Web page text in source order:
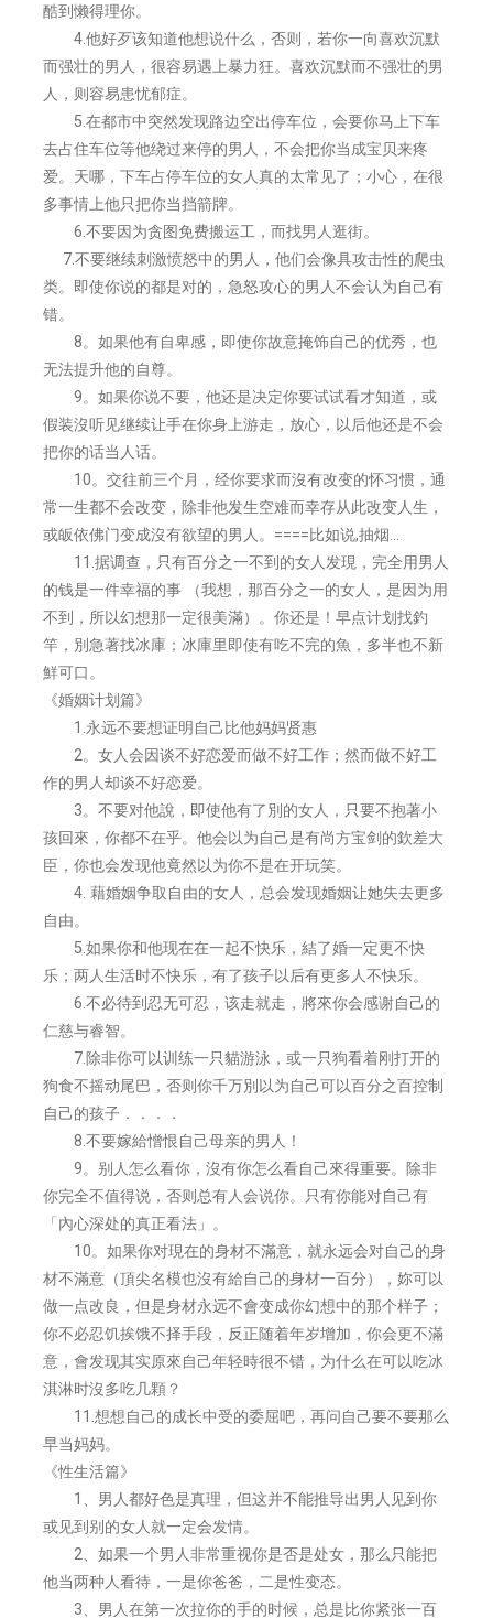
酷到懒得理你。
4.他好歹该知道他想说什么，否则，若你一向喜欢沉默
而强壮的男人，很容易遇上暴力狂。喜欢沉默而不强壮的男
人，则容易患忧郁症。
5.在都市中突然发现路边空出停车位，会要你马上下车
去占住车位等他绕过来停的男人，不会把你当成宝贝来疼
爱。天哪，下车占停车位的女人真的太常见了；小心，在很
多事情上他只把你当挡箭牌。
6.不要因为贪图免费搬运工，而找男人逛街。
7.不要继续刺激愤怒中的男人，他们会像具攻击性的爬虫
类。即使你说的都是对的，急怒攻心的男人不会认为自己有
错。
8。如果他有自卑感，即使你故意掩饰自己的优秀，也
无法提升他的自尊。
9。如果你说不要，他还是决定你要试试看才知道，或
假装沒听见继续让手在你身上游走，放心，以后他还是不会
把你的话当人话。
10。交往前三个月，经你要求而沒有改变的怀习惯，通
常一生都不会改变，除非他发生空难而幸存从此改变人生，
或皈依佛门变成沒有欲望的男人。====比如说,抽烟…
11.据调查，只有百分之一不到的女人发現，完全用男人
的钱是一件幸福的事 （我想，那百分之一的女人，是因为用
不到，所以幻想那一定很美滿）。你还是！早点计划找釣
竿，別急著找冰庫；冰庫里即使有吃不完的魚，多半也不新
鮮可口。
《婚姻计划篇》
1.永远不要想证明自己比他妈妈贤惠
2。女人会因谈不好恋爱而做不好工作；然而做不好工
作的男人却谈不好恋爱。
3。不要对他說，即使他有了別的女人，只要不抱著小
孩回來，你都不在乎。他会以为自己是有尚方宝剑的欽差大
臣，你也会发现他竟然以为你不是在开玩笑。
4. 藉婚姻争取自由的女人，总会发现婚姻让她失去更多
自由。
5.如果你和他现在在一起不快乐，結了婚一定更不快
乐；两人生活时不快乐，有了孩子以后有更多人不快乐。
6.不必待到忍无可忍，该走就走，將來你会感谢自己的
仁慈与睿智。
7.除非你可以训练一只貓游泳，或一只狗看着刚打开的
狗食不摇动尾巴，否则你千万別以为自己可以百分之百控制
自己的孩子．．．．
8.不要嫁給憎恨自己母亲的男人！
9。别人怎么看你，沒有你怎么看自己來得重要。除非
你完全不值得说，否则总有人会说你。只有你能对自己有
「內心深处的真正看法」。
10。如果你对現在的身材不滿意，就永远会对自己的身
材不滿意（頂尖名模也沒有給自己的身材一百分），妳可以
做一点改良，但是身材永远不會变成你幻想中的那个样子；
你不必忍饥挨饿不择手段，反正随着年岁增加，你会更不滿
意，會发现其实原來自己年轻時很不错，为什么在可以吃冰
淇淋时沒多吃几顆？
11.想想自己的成长中受的委屈吧，再问自己要不要那么
早当妈妈。
《性生活篇》
1、男人都好色是真理，但这并不能推导出男人见到你
或见到别的女人就一定会发情。
2、如果一个男人非常重视你是否是处女，那么只能把
他当两种人看待，一是你爸爸，二是性变态。
3、男人在第一次拉你的手的时候，总是比你紧张一百